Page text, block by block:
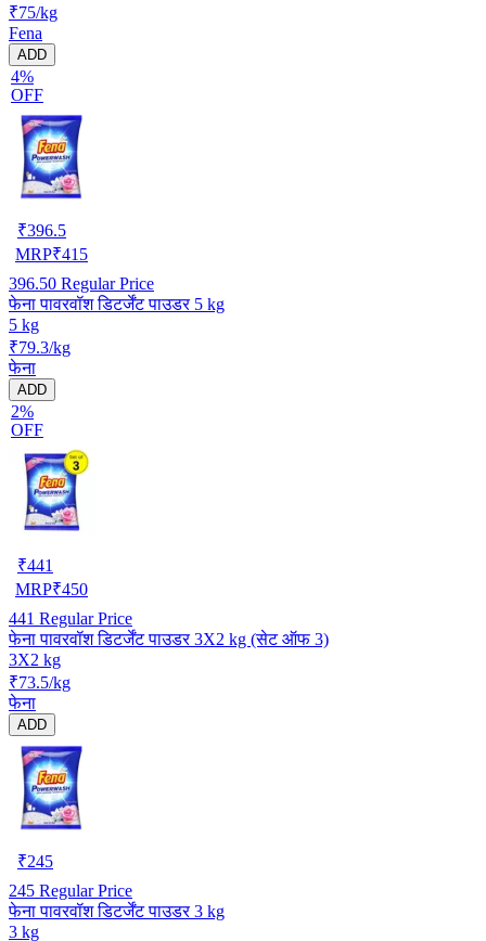
₹75/kg
Fena
ADD
4%
OFF
₹396.5
MRP₹415
396.50 Regular Price
फेना पावरवॉश डिटर्जेंट पाउडर 5 kg
5 kg
₹79.3/kg
फेना
ADD
2%
OFF
₹441
MRP₹450
441 Regular Price
फेना पावरवॉश डिटर्जेंट पाउडर 3X2 kg (सेट ऑफ 3)
3X2 kg
₹73.5/kg
फेना
ADD
₹245
245 Regular Price
फेना पावरवॉश डिटर्जेंट पाउडर 3 kg
3 kg